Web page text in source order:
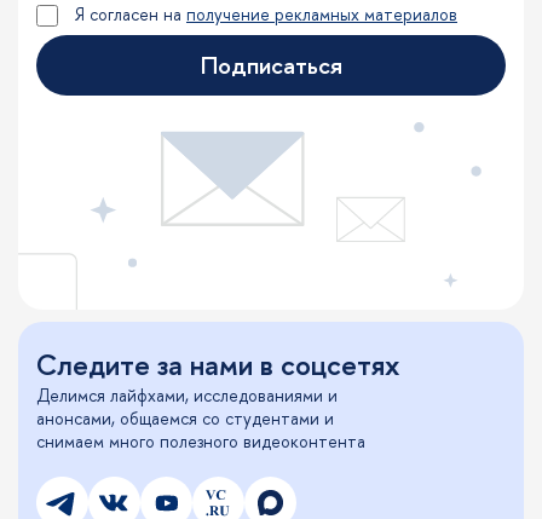
Я согласен на получение рекламных материалов
Подписаться
Следите за нами в соцсетях
Делимся лайфхами, исследованиями и
анонсами, общаемся со студентами и
снимаем много полезного видеоконтента